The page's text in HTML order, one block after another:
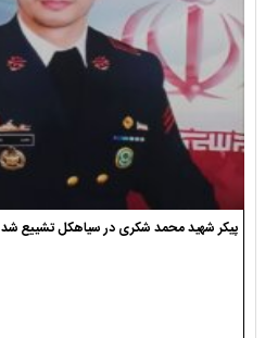
پیکر شهید محمد شکری در سیاهکل تشییع شد